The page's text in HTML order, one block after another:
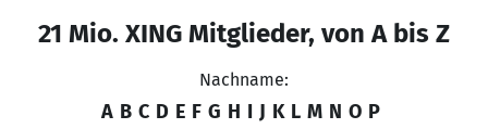
21 Mio. XING Mitglieder, von A bis Z
Nachname:
A B C D E F G H I J K L M N O P